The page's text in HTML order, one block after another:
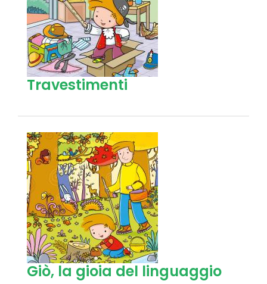
Travestimenti
Giò, la gioia del linguaggio